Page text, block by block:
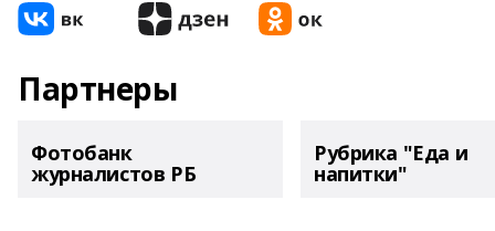
Партнеры
Фотобанк
журналистов РБ
Рубрика "Еда и
напитки"